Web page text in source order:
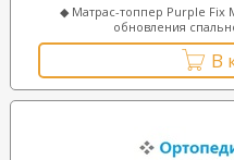
◆ Матрас-топпер Purple Fix
обновления
В